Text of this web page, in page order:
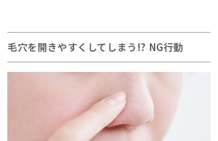
毛穴を開きやすくしてしまう!? NG行動